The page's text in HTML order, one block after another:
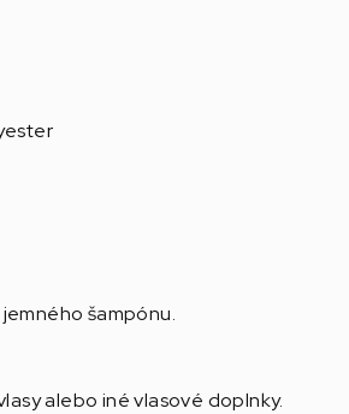
šampónu.
alebo iné vlasové doplnky.